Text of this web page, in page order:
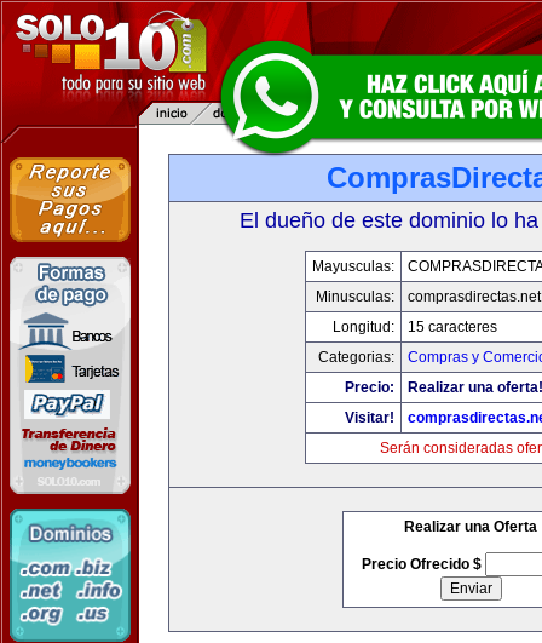
El dueño de este dominio lo
Mayusculas:
Minusculas:
comprasdirectas.net
Longitud:
15 caracteres
Categorias:
Compras y
Precio:
Realizar una oferta!
Visitar!
Serán consideradas
Realizar una Oferta
Precio Ofrecido $